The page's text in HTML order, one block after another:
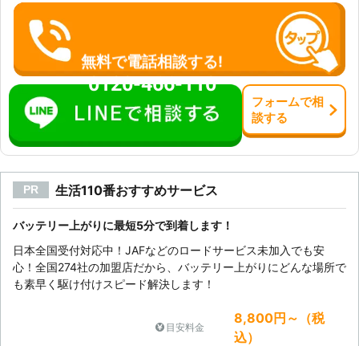
ちろん、バッテリー上がり以外にも自
動車トラブルに対応しています。 タ
イヤのパンクや事故など、身動きが取
れない場合は私達が提供するロードサ
ービスにお任せを。 有限会社増満自
動車は、お客様の安全なカーライフを
トータルサポートできる会社です。
車に関するトラブルならお気軽に当社
までお申し付けください。
無料で電話相談する!
0120-466-110
フォームで相
談する
PR 生活110番おすすめサービス
バッテリー上がりに最短5分で到着します！
日本全国受付対応中！JAFなどのロードサービス未加入でも安
心！全国274社の加盟店だから、バッテリー上がりにどんな場所で
も素早く駆け付けスピード解決します！
目安料金
8,800円～（税
込）